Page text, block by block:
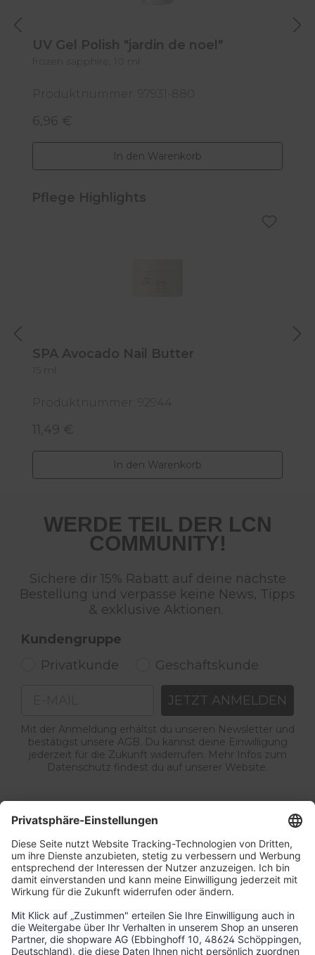
UV Gel Polish "jardin de noel"
frozen sapphire, 10 ml
Produktnummer: 97931-880
Regulärer Preis:
6,96 €
In den Warenkorb
Produktgalerie überspringen
Pflege Highlights
SPA Avocado Nail Butter
Produktnummer: 92944
Regulärer Preis:
11,49 €
In den Warenkorb
WERDE TEIL DER LCN
COMMUNITY!
Sichere dir 15% Rabatt auf deine nächste
Bestellung und verpasse keine News, Tipps
& exklusive Aktionen.
Kundengruppe
Privatkunde
Geschäftskunde
JETZT ANMELDEN
Mit der Anmeldung erhältst du unseren Newsletter und
bestätigst unsere AGB. Du kannst deine Einwilligung
jederzeit für die Zukunft widerrufen. Mehr Infos zum
Datenschutz findest du auf unserer Website.
Unternehmen